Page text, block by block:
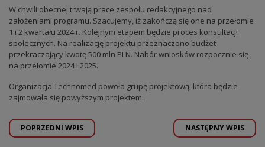
W chwili obecnej trwają prace zespołu redakcyjnego nad
założeniami programu. Szacujemy, iż zakończą się one na przełomie
1 i 2 kwartału 2024 r. Kolejnym etapem będzie proces konsultacji
społecznych. Na realizację projektu przeznaczono budżet
przekraczający kwotę 500 mln PLN. Nabór wniosków rozpocznie się
na przełomie 2024 i 2025.
Organizacja Technomed powoła grupę projektową, która będzie
zajmowała się powyższym projektem.
POPRZEDNI WPIS NASTĘPNY WPIS